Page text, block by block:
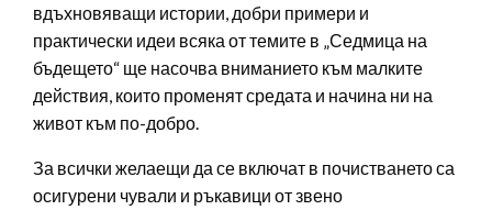
вдъхновяващи истории, добри примери и
практически идеи всяка от темите в „Седмица на
бъдещето“ ще насочва вниманието към малките
действия, които променят средата и начина ни на
живот към по-добро.
За всички желаещи да се включат в почистването са
осигурени чували и ръкавици от звено